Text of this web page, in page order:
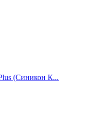
(Синикон К...